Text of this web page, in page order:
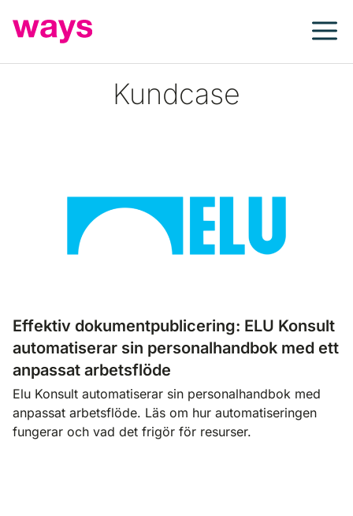
Kundcase
Effektiv dokumentpublicering: ELU Konsult
automatiserar sin personalhandbok med ett
anpassat arbetsflöde
Elu Konsult automatiserar sin personalhandbok med
anpassat arbetsflöde. Läs om hur automatiseringen
fungerar och vad det frigör för resurser.